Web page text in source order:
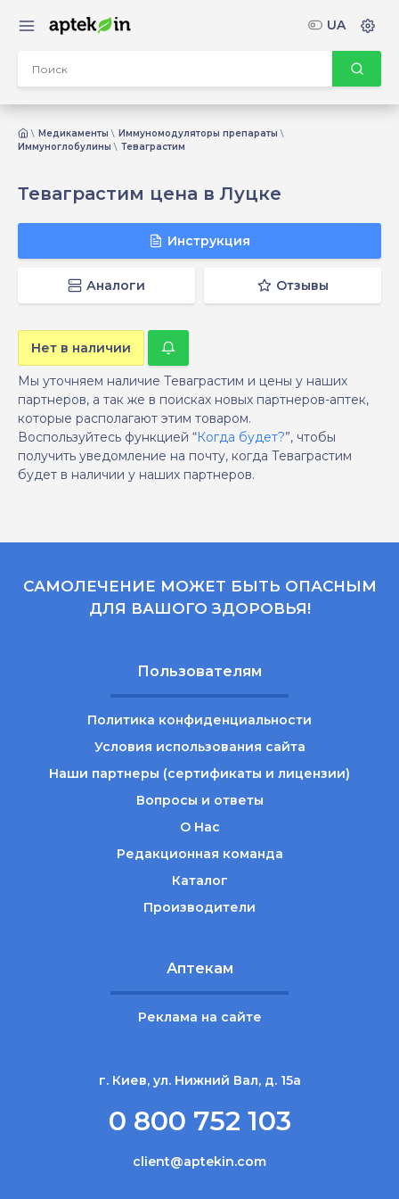
Медикаменты
Иммуномодуляторы препараты
Иммуноглобулины
Теваграстим
Теваграстим цена в Луцке
Инструкция
Аналоги Отзывы
Нет в наличии
Мы уточняем наличие Теваграстим и цены у наших
партнеров, а так же в поисках новых партнеров-аптек,
которые располагают этим товаром.
Воспользуйтесь функцией “Когда будет?”, чтобы
получить уведомление на почту, когда Теваграстим
будет в наличии у наших партнеров.
UA
САМОЛЕЧЕНИЕ МОЖЕТ БЫТЬ ОПАСНЫМ
ДЛЯ ВАШОГО ЗДОРОВЬЯ!
Пользователям
Политика конфиденциальности
Условия использования сайта
Наши партнеры (сертификаты и лицензии)
Вопросы и ответы
О Нас
Редакционная команда
Каталог
Производители
Аптекам
Реклама на сайте
г. Киев, ул. Нижний Вал, д. 15а
0 800 752 103
client@aptekin.com